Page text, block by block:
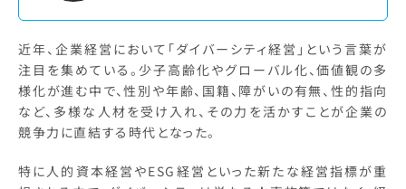
近年、企業経営において「ダイバーシティ経営」という言葉が
注目を集めている。少子高齢化やグローバル化、価値観の多
様化が進む中で、性別や年齢、国籍、障がいの有無、性的指向
など、多様な人材を受け入れ、その力を活かすことが企業の
競争力に直結する時代となった。
特に人的資本経営やESG経営といった新たな経営指標が重